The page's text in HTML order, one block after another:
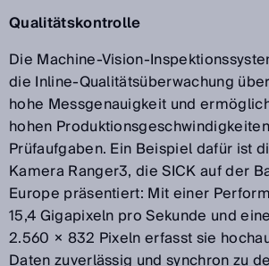
Qualitätskontrolle
Die Machine-Vision-
die Inline-Qualitätsüberwachung
hohe Messgenauigkeit und
hohen
Prüfaufgaben. Ein Beispiel dafür ist
Kamera Ranger3, die SICK auf der
Europe präsentiert: Mit einer
15,4 Gigapixeln pro Sekunde und
2.560 × 832 Pixeln erfasst sie
Daten zuverlässig und synchron zu